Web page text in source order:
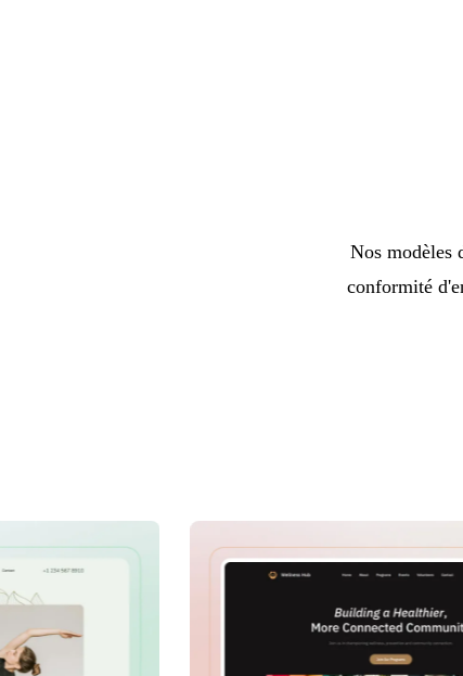
Nos modèles
conformité